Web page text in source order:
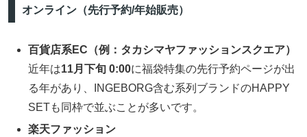
オンライン（先行予約/年始販売）
百貨店系EC（例：タカシマヤファッションスクエア）
近年は11月下旬 0:00に福袋特集の先行予約ページが出
る年があり、INGEBORG含む系列ブランドのHAPPY
SETも同枠で並ぶことが多いです。
楽天ファッション